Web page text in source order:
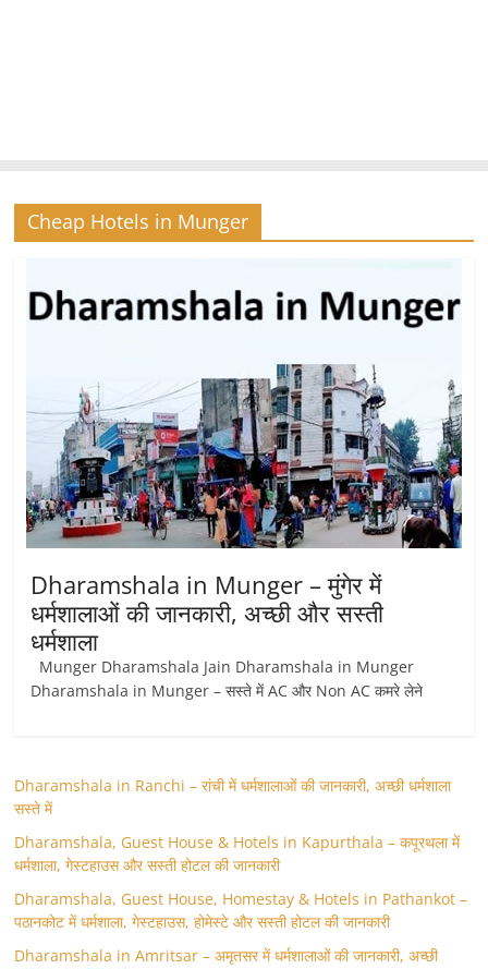
Cheap Hotels in Munger
Dharamshala in Munger – मुंगेर में
धर्मशालाओं की जानकारी, अच्छी और सस्ती
धर्मशाला
Munger Dharamshala Jain Dharamshala in Munger
Dharamshala in Munger – सस्ते में AC और Non AC कमरे लेने
Dharamshala in Ranchi – रांची में धर्मशालाओं की जानकारी, अच्छी धर्मशाला
सस्ते में
Dharamshala, Guest House & Hotels in Kapurthala – कपूरथला में
धर्मशाला, गेस्टहाउस और सस्ती होटल की जानकारी
Dharamshala, Guest House, Homestay & Hotels in Pathankot –
पठानकोट में धर्मशाला, गेस्टहाउस, होमेस्टे और सस्ती होटल की जानकारी
Dharamshala in Amritsar – अमृतसर में धर्मशालाओं की जानकारी, अच्छी